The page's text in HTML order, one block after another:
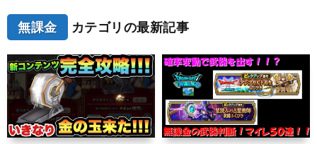
無課金 カテゴリの最新記事